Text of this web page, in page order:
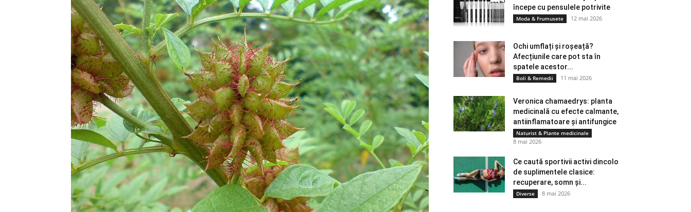
începe cu pensulele potrivite
Moda & Frumusete 12 mai 2026
Ochi umflați și roșeață?
Afecțiunile care pot sta în
spatele acestor...
Boli & Remedii 11 mai 2026
Veronica chamaedrys: planta
medicinală cu efecte calmante,
antiinflamatoare și antifungice
Naturist & Plante medicinale
8 mai 2026
Ce caută sportivii activi dincolo
de suplimentele clasice:
recuperare, somn și...
Diverse 8 mai 2026